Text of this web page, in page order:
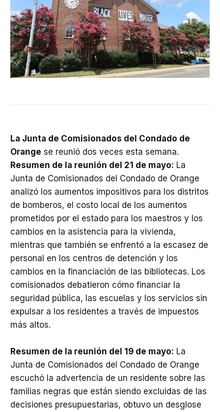
La Junta de Comisionados del Condado de
Orange se reunió dos veces esta semana.
Resumen de la reunión del 21 de mayo: La
Junta de Comisionados del Condado de Orange
analizó los aumentos impositivos para los distritos
de bomberos, el costo local de los aumentos
prometidos por el estado para los maestros y los
cambios en la asistencia para la vivienda,
mientras que también se enfrentó a la escasez de
personal en los centros de detención y los
cambios en la financiación de las bibliotecas. Los
comisionados debatieron cómo financiar la
seguridad pública, las escuelas y los servicios sin
expulsar a los residentes a través de impuestos
más altos.
Resumen de la reunión del 19 de mayo: La
Junta de Comisionados del Condado de Orange
escuchó la advertencia de un residente sobre las
familias negras que están siendo excluidas de las
decisiones presupuestarias, obtuvo un desglose